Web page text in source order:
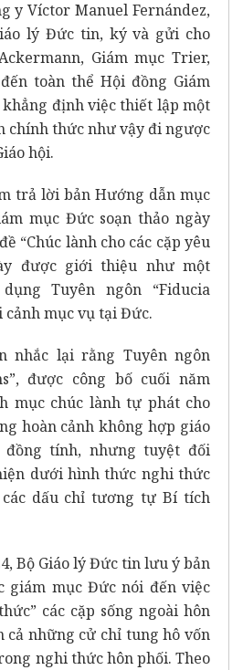
y Víctor Manuel Fernández,
lý Đức tin, ký và gửi cho
Giám mục Trier,
toàn thể Hội đồng Giám
định việc thiết lập một
chính thức như vậy đi ngược
hội.
trả lời bản Hướng dẫn mục
mục Đức soạn thảo ngày
“Chúc lành cho các cặp yêu
được giới thiệu như một
Tuyên ngôn “Fiducia
cảnh mục vụ tại Đức.
nhắc lại rằng Tuyên ngôn
được công bố cuối năm
mục chúc lành tự phát cho
hoàn cảnh không hợp giáo
đồng tính, nhưng tuyệt đối
dưới hình thức nghi thức
dấu chỉ tương tự Bí tích
Bộ Giáo lý Đức tin lưu ý bản
giám mục Đức nói đến việc
các cặp sống ngoài hôn
cả những cử chỉ tung hô vốn
nghi thức hôn phối. Theo